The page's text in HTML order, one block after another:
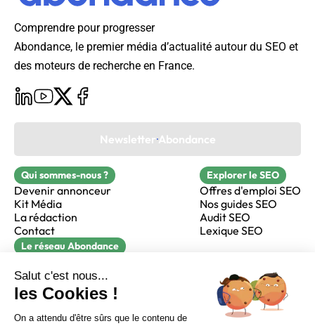
Sur LinkedIn Sur Youtube
Comprendre pour progresser
Abondance, le premier média d’actualité autour du SEO et
des moteurs de recherche en France.
Newsletter Abondance
Qui sommes-nous ?
Devenir annonceur
Kit Média
La rédaction
Contact
Explorer le SEO
Offres d'emploi SEO
Nos guides SEO
Audit SEO
Lexique SEO
Le réseau Abondance
Réacteur
alfie formation